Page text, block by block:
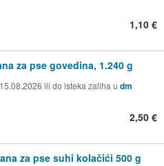
1,10 €
za pse govedina, 1.240 g
ili do isteka zaliha u dm
2,50 €
za pse suhi kolačići 500 g